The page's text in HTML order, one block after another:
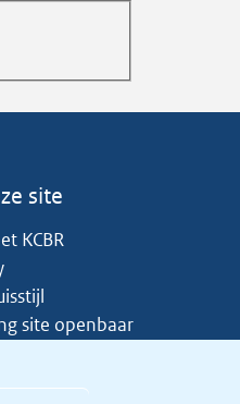
site
KCBR
site openbaar